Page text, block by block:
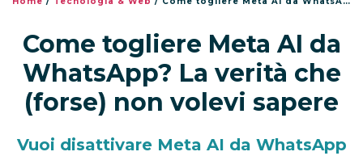
Come togliere Meta AI da
WhatsApp? La verità che
(forse) non volevi sapere
Vuoi disattivare Meta AI da WhatsApp